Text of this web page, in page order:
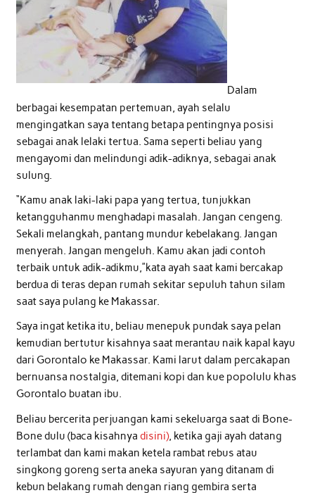
Dalam
berbagai kesempatan pertemuan, ayah selalu
mengingatkan saya tentang betapa pentingnya posisi
sebagai anak lelaki tertua. Sama seperti beliau yang
mengayomi dan melindungi adik-adiknya, sebagai anak
sulung.
“Kamu anak laki-laki papa yang tertua, tunjukkan
ketangguhanmu menghadapi masalah. Jangan cengeng.
Sekali melangkah, pantang mundur kebelakang. Jangan
menyerah. Jangan mengeluh. Kamu akan jadi contoh
terbaik untuk adik-adikmu,”kata ayah saat kami bercakap
berdua di teras depan rumah sekitar sepuluh tahun silam
saat saya pulang ke Makassar.
Saya ingat ketika itu, beliau menepuk pundak saya pelan
kemudian bertutur kisahnya saat merantau naik kapal kayu
dari Gorontalo ke Makassar. Kami larut dalam percakapan
bernuansa nostalgia, ditemani kopi dan kue popolulu khas
Gorontalo buatan ibu.
Beliau bercerita perjuangan kami sekeluarga saat di Bone-
Bone dulu (baca kisahnya disini), ketika gaji ayah datang
terlambat dan kami makan ketela rambat rebus atau
singkong goreng serta aneka sayuran yang ditanam di
kebun belakang rumah dengan riang gembira serta